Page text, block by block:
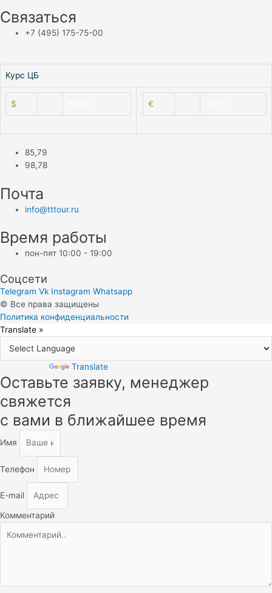
Связаться
+7 (495) 175-75-00
Курс ЦБ
$ €
85,79
98,78
Почта
info@tttour.ru
Время работы
пон-пят 10:00 - 19:00
Соцсети
Telegram Vk Instagram Whatsapp
© Все права защищены
Политика конфиденциальности
Translate »
Translate
Прокрутка
вверх
Оставьте заявку, менеджер
свяжется
с вами в ближайшее время
Имя
Телефон
E-mail
Комментарий